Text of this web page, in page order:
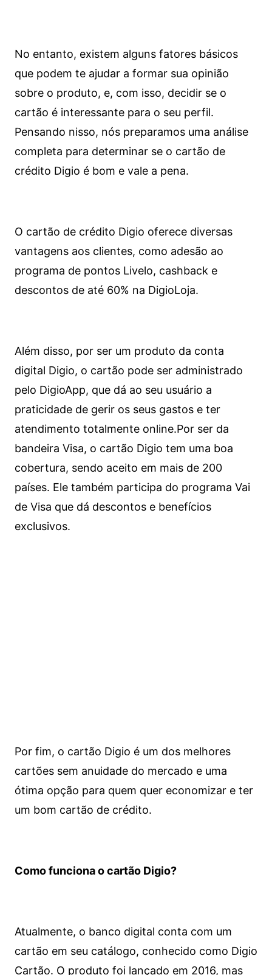
No entanto, existem alguns fatores básicos
que podem te ajudar a formar sua opinião
sobre o produto, e, com isso, decidir se o
cartão é interessante para o seu perfil.
Pensando nisso, nós preparamos uma análise
completa para determinar se o cartão de
crédito Digio é bom e vale a pena.
O cartão de crédito Digio oferece diversas
vantagens aos clientes, como adesão ao
programa de pontos Livelo, cashback e
descontos de até 60% na DigioLoja.
Além disso, por ser um produto da conta
digital Digio, o cartão pode ser administrado
pelo DigioApp, que dá ao seu usuário a
praticidade de gerir os seus gastos e ter
atendimento totalmente online.Por ser da
bandeira Visa, o cartão Digio tem uma boa
cobertura, sendo aceito em mais de 200
países. Ele também participa do programa Vai
de Visa que dá descontos e benefícios
exclusivos.
Por fim, o cartão Digio é um dos melhores
cartões sem anuidade do mercado e uma
ótima opção para quem quer economizar e ter
um bom cartão de crédito.
Como funciona o cartão Digio?
Atualmente, o banco digital conta com um
cartão em seu catálogo, conhecido como Digio
Cartão. O produto foi lançado em 2016, mas